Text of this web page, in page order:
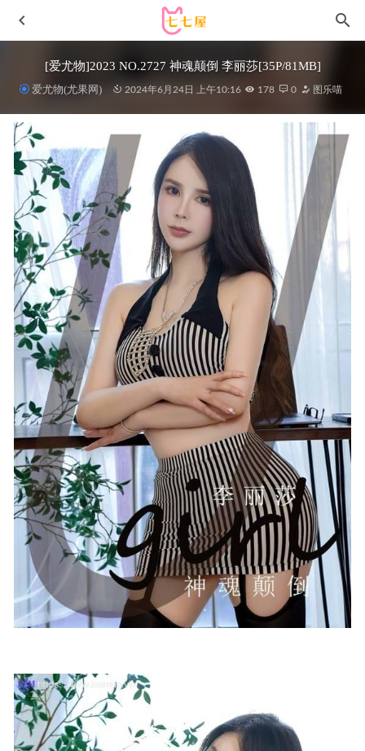
[爱尤物]2023 NO.2727 神魂颠倒 李丽莎[35P/81MB]
爱尤物(尤果网) 2024年6月24日 上午10:16 178 0 图乐喵
[Xiuren秀人网]2025.03.05 NO.9968 雅茹老师[52+1P/573MB]
2025-09-08
云溪溪 – NO.109 奶桃 蒂法护士 [88P1V-563MB] 2025-10-09
[微密圈]桃沢樱呀 –吊带红丝袜 [27P6V-262MB] 2023-05-07
[Xiuren秀人网]2025.09.28 NO.10819
Annie_baby[61P/724.01MB] 2026-05-04
云溪溪 NO.68 奶桃 林间小屋 禅道[38P1V-355M] 2024-03-11